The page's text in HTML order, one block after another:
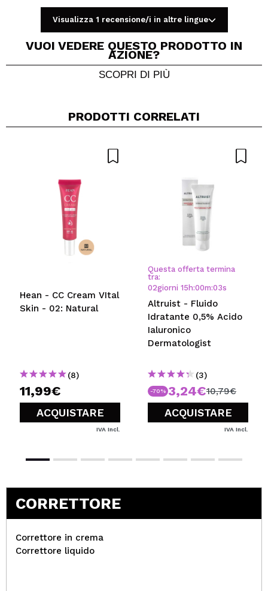
Cruelty free.
Condividi un video o una foto
Visualizza 1 recensione/i in altre lingue
VUOI VEDERE QUESTO PRODOTTO IN
AZIONE?
SCOPRI DI PIÙ
PRODOTTI CORRELATI
Hean - CC Cream VItal
Skin - 02: Natural
(8)
11,99€
ACQUISTARE
IVA Incl.
Questa offerta termina
tra:
02giorni 15 h:00m:03s
Altruist - Fluido
Idratante 0,5% Acido
Ialuronico
Dermatologist
(3)
-70% 3,24€10,79€
ACQUISTARE
IVA Incl.
CORRETTORE
Correttore in crema
Correttore liquido